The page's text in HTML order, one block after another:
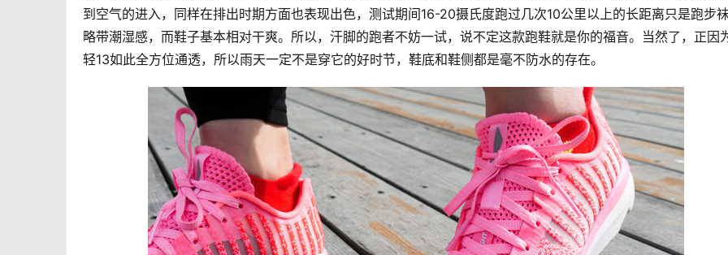
到空气的进入，同样在排出时期方面也表现出色，测试期间16-20摄氏度跑过几次10公里以上的长距离只是跑步
略带潮湿感，而鞋子基本相对干爽。所以，汗脚的跑者不妨一试，说不定这款跑鞋就是你的福音。当然了，正因
轻13如此全方位通透，所以雨天一定不是穿它的好时节，鞋底和鞋侧都是毫不防水的存在。